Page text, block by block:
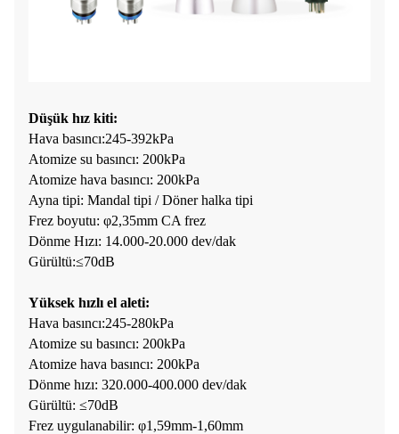
Düşük hız kiti:
Hava basıncı:245-392kPa
Atomize su basıncı: 200kPa
Atomize hava basıncı: 200kPa
Ayna tipi: Mandal tipi / Döner halka tipi
Frez boyutu: φ2,35mm CA frez
Dönme Hızı: 14.000-20.000 dev/dak
Gürültü:≤70dB
Yüksek hızlı el aleti:
Hava basıncı:245-280kPa
Atomize su basıncı: 200kPa
Atomize hava basıncı: 200kPa
Dönme hızı: 320.000-400.000 dev/dak
Gürültü: ≤70dB
Frez uygulanabilir: φ1,59mm-1,60mm